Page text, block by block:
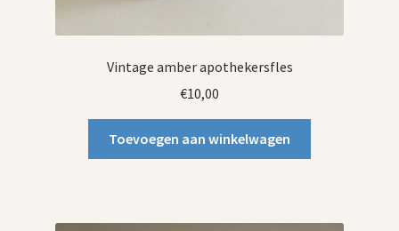
Vintage amber apothekersfles
€10,00
Toevoegen aan winkelwagen